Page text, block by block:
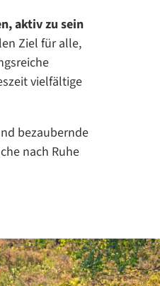
aktiv zu sein
Ziel für alle,
vielfältige
bezaubernde
nach Ruhe